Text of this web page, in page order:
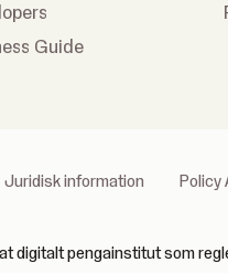
Guide
Juridisk information Policy
digitalt pengainstitut som